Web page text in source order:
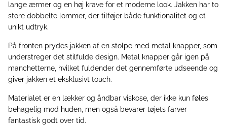
lange ærmer og en høj krave for et moderne look. Jakken har to
store dobbelte lommer, der tilføjer både funktionalitet og et
unikt udtryk.
På fronten prydes jakken af en stolpe med metal knapper, som
understreger det stilfulde design. Metal knapper går igen på
manchetterne, hvilket fuldender det gennemførte udseende og
giver jakken et eksklusivt touch.
Materialet er en lækker og åndbar viskose, der ikke kun føles
behagelig mod huden, men også bevarer tøjets farver
fantastisk godt over tid.